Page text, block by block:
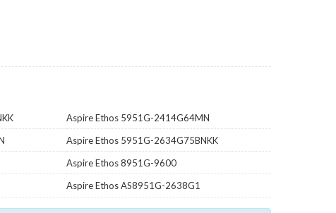
Aspire Ethos 5951G-2414G64MN
Aspire Ethos 5951G-2634G75BNKK
Aspire Ethos 8951G-9600
Aspire Ethos AS8951G-2638G1